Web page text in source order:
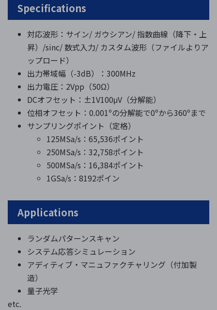
Specifications
対応波形：サイン/ ガウシアン/ 指数曲線（降下・上
昇）/sinc/ 数式入力/ カスタム波形（ファイルよりア
ップロード）
出力帯域幅（-3dB）：300MHz
出力電圧：2Vpp（50Ω）
DCオフセット：±1V100μV（分解能）
位相オフセット：0.001ºの分解能で0ºから360ºまで
サンプリングポイント（定格）
125MSa/s：65,536ポイント
250MSa/s：32,758ポイント
500MSa/s：16,384ポイント
1GSa/s：8192ポイン
Applications
ランダムパターンスキャン
システム応答シミュレーション
アディティブ・マニュファクチャリング（付加製
造）
量子光学
etc.